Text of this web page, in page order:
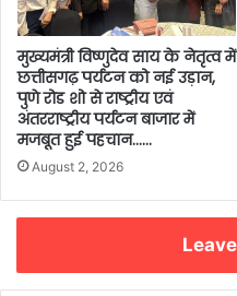
मुख्यमंत्री विष्णुदेव साय के नेतृत्व में
छत्तीसगढ़ पर्यटन को नई उड़ान,
पुणे रोड शो से राष्ट्रीय एवं
अंतरराष्ट्रीय पर्यटन बाजार में
मजबूत हुई पहचान……
August 2, 2026